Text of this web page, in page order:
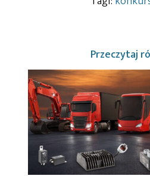
Przeczytaj